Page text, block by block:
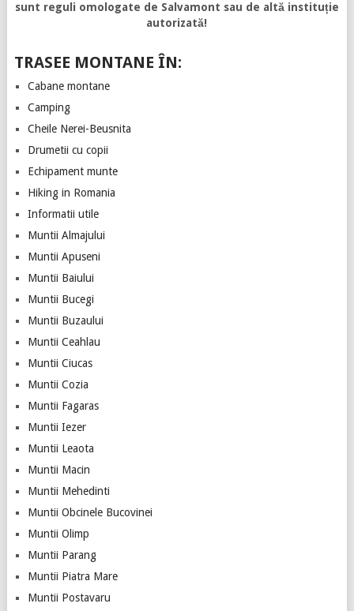
sunt reguli omologate de Salvamont sau de altă instituție
autorizată!
TRASEE MONTANE ÎN:
Cabane montane
Camping
Cheile Nerei-Beusnita
Drumetii cu copii
Echipament munte
Hiking in Romania
Informatii utile
Muntii Almajului
Muntii Apuseni
Muntii Baiului
Muntii Bucegi
Muntii Buzaului
Muntii Ceahlau
Muntii Ciucas
Muntii Cozia
Muntii Fagaras
Muntii Iezer
Muntii Leaota
Muntii Macin
Muntii Mehedinti
Muntii Obcinele Bucovinei
Muntii Olimp
Muntii Parang
Muntii Piatra Mare
Muntii Postavaru